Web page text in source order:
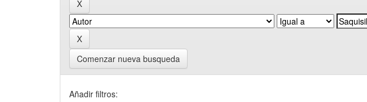
Comenzar nueva busqueda
Añadir filtros: